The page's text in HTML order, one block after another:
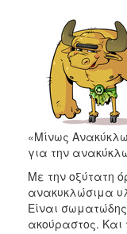
«Μίνως
για την
Με την οξύτατη
ανακυκλώσιμα
Είναι
ακούραστος. Και